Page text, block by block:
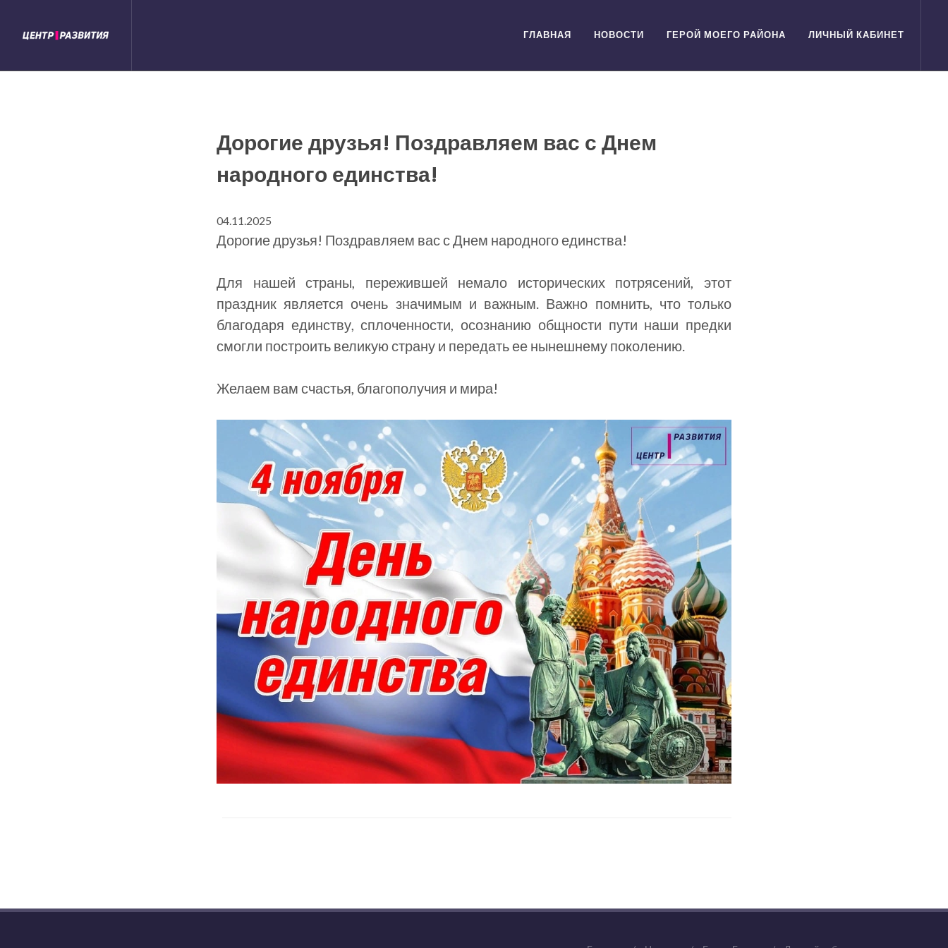
ГЛАВНАЯ НОВОСТИ ГЕРОЙ МОЕГО РАЙОНА ЛИЧНЫЙ КАБИНЕТ
Дорогие друзья! Поздравляем вас с Днем
народного единства!
04.11.2025
Дорогие друзья! Поздравляем вас с Днем народного единства!
Для нашей страны, пережившей немало исторических потрясений, этот
праздник является очень значимым и важным. Важно помнить, что только
благодаря единству, сплоченности, осознанию общности пути наши предки
смогли построить великую страну и передать ее нынешнему поколению.
Желаем вам счастья, благополучия и мира!